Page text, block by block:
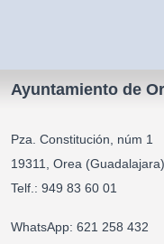
Ayuntamiento de
Pza. Constitución, núm 1
19311, Orea
Telf.:
WhatsApp: 621 258 432